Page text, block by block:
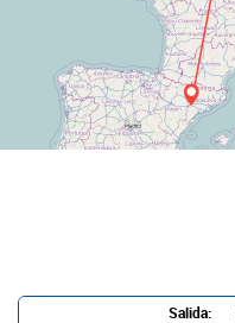
Salida: